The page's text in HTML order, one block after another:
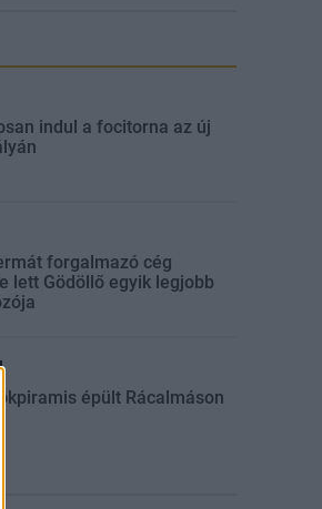
indul a focitorna az új
forgalmazó cég
lett Gödöllő egyik legjobb
épült Rácalmáson